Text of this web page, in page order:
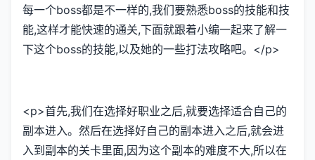
每一个boss都是不一样的,我们要熟悉boss的技能和技
能,这样才能快速的通关,下面就跟着小编一起来了解一
下这个boss的技能,以及她的一些打法攻略吧。</p>
<p>首先,我们在选择好职业之后,就要选择适合自己的
副本进入。然后在选择好自己的副本进入之后,就会进
入到副本的关卡里面,因为这个副本的难度不大,所以在